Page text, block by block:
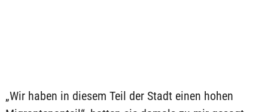
„Wir haben in diesem Teil der Stadt einen hohen